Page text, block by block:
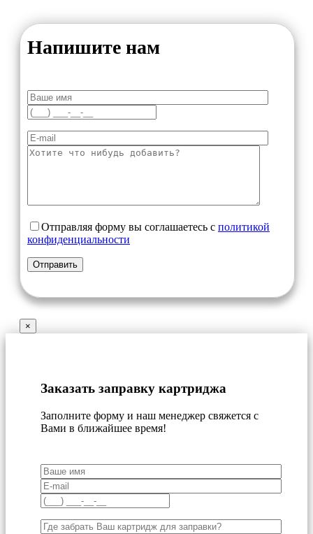
Напишите нам
Отправляя форму вы соглашаетесь с политикой
конфиденциальности
×
Заказать заправку картриджа
Заполните форму и наш менеджер свяжется с
Вами в ближайшее время!